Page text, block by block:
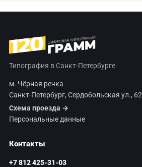
Типография в Санкт-Петербурге
м. Чёрная речка
Санкт-Петербург, Сердобольская ул., 62
Схема проезда →
Персональные данные
Контакты
+7 812 425-31-03